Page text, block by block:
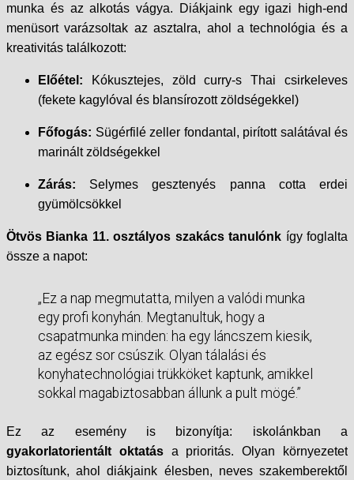
munka és az alkotás vágya. Diákjaink egy igazi high-end
menüsort varázsoltak az asztalra, ahol a technológia és a
kreativitás találkozott:
Előétel: Kókusztejes, zöld curry-s Thai csirkeleves
(fekete kagylóval és blansírozott zöldségekkel)
Főfogás: Sügérfilé zeller fondantal, pirított salátával és
marinált zöldségekkel
Zárás: Selymes gesztenyés panna cotta erdei
gyümölcsökkel
Ötvös Bianka 11. osztályos szakács tanulónk így foglalta
össze a napot:
„Ez a nap megmutatta, milyen a valódi munka
egy profi konyhán. Megtanultuk, hogy a
csapatmunka minden: ha egy láncszem kiesik,
az egész sor csúszik. Olyan tálalási és
konyhatechnológiai trükköket kaptunk, amikkel
sokkal magabiztosabban állunk a pult mögé.”
Ez az esemény is bizonyítja: iskolánkban a
gyakorlatorientált oktatása prioritás. Olyan környezetet
biztosítunk, ahol diákjaink élesben, neves szakemberektől